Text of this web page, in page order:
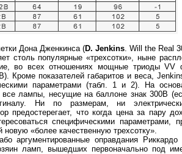
Дона Дженкинса (D. Jenkins. Will the Real
столь популярные «трехсотки», ныне
во всех отношениях мощные триоды
Кроме показателей габаритов и веса,
параметрами (табл. 1 и 2). На
лампы, несущие на баллоне знак 300В
Ни по размерам, ни
предостерегает, что когда цена за пару
специфическими параметрами,
новую «более качественную трехсотку».
аргументированные оправдания
ламп, вышедших первоначально под